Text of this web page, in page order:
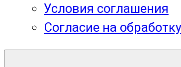
Условия соглашения
Согласие на